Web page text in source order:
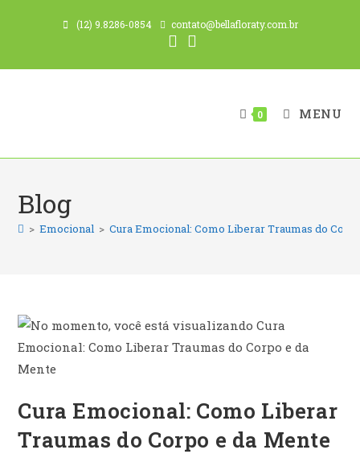
conteúdo
(12) 9.8286-0854 contato@bellafloraty.com.br
0 MENU
Blog
> Emocional > Cura Emocional: Como Liberar Traumas do
Cura Emocional: Como Liberar
Traumas do Corpo e da Mente